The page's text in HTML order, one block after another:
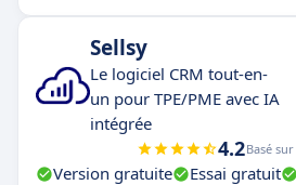
Sellsy
Le logiciel CRM tout-en-
un pour TPE/PME avec IA
intégrée
4.2Basé sur
Version gratuite Essai gratuit